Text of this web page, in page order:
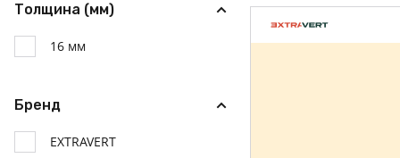
Толщина (мм)
16 мм
Бренд
EXTRAVERT